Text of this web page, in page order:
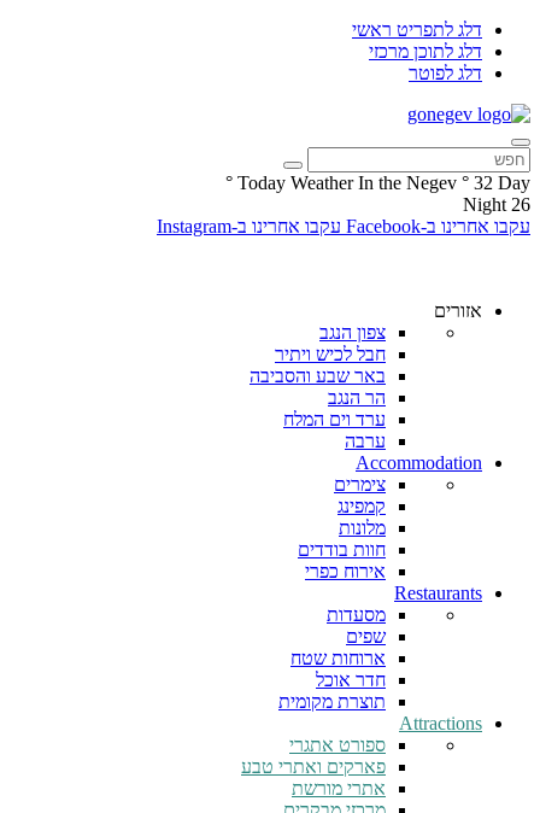
דלג לתפריט ראשי
דלג לתוכן מרכזי
דלג לפוטר
Today Weather In the Negev ° 32 Day
°
26
Night
עקבו אחרינו ב-Facebook
עקבו אחרינו ב-Instagram
אזורים
צפון הנגב
חבל לכיש ויתיר
באר שבע והסביבה
הר הנגב
ערד וים המלח
ערבה
Accommodation
צימרים
קמפינג
מלונות
חוות בודדים
אירוח כפרי
Restaurants
מסעדות
שפים
ארוחות שטח
חדר אוכל
תוצרת מקומית
Attractions
ספורט אתגרי
פארקים ואתרי טבע
אתרי מורשת